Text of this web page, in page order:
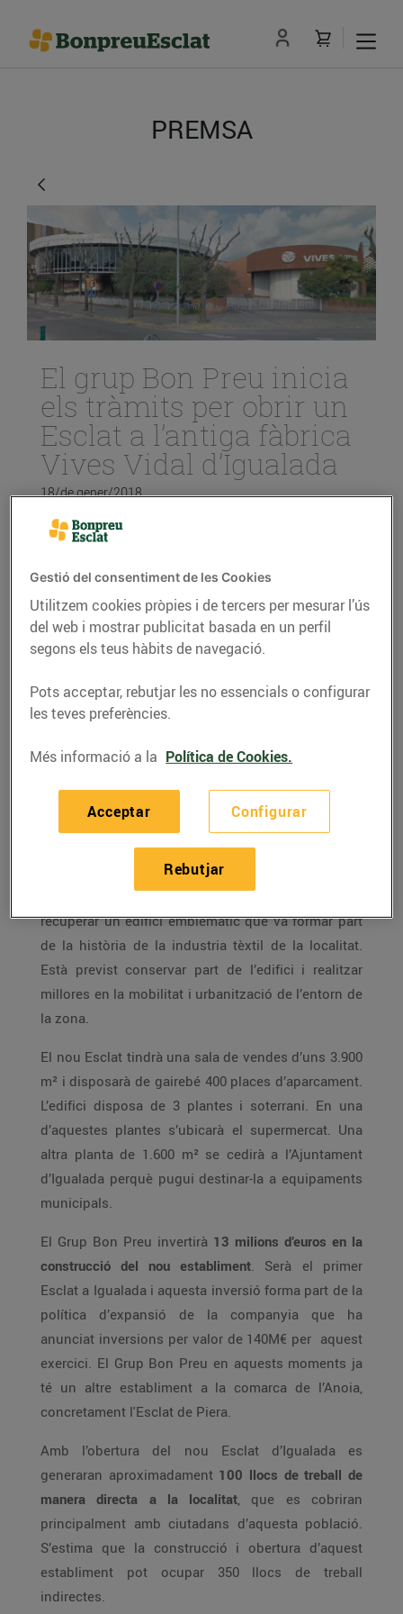
PREMSA
El grup Bon Preu inicia
els tràmits per obrir un
Esclat a l’antiga fàbrica
Vives Vidal d’Igualada
18/de gener/2018
La proposta presentada representa una
d’un edifici industrial emblemàtic i la
creació de més 100 llocs de treball
directes.
L’Ajuntament valora positivament la
social sobre la ciutat.
d’Igualada el projecte per obrir unnou Esclat ubicat
carrer de Lleida d’aquest municipi. En aquests
moments s’estan acabant de tancar els tràmits
Amb la construcció del nou Esclat es preveu
recuperar un edifici emblemàtic que va formar part
de la història de la industria tèxtil de la localitat.
Està previst conservar part de l’edifici i realitzar
millores en la mobilitat i urbanització de l’entorn de
la zona.
El nou Esclat tindrà una sala de vendes d’uns 3.900
m² i disposarà de gairebé 400 places d’aparcament.
L’edifici disposa de 3 plantes i soterrani. En una
d’aquestes plantes s’ubicarà el supermercat. Una
altra planta de 1.600 m² se cedirà a l’Ajuntament
d’Igualada perquè pugui destinar-la a equipaments
municipals.
El Grup Bon Preu invertirà 13 milions d’euros en la
construcció del nou establiment. Serà el primer
Esclat a Igualada i aquesta inversió forma part de la
política d’expansió de la companyia que ha
anunciat inversions per valor de 140M€ per aquest
exercici. El Grup Bon Preu en aquests moments ja
té un altre establiment a la comarca de l’Anoia,
concretament l'Esclat de Piera.
Amb l’obertura del nou Esclat d’Igualada es
generaran aproximadament 100 llocs de treball de
manera directa a la localitat, que es cobriran
principalment amb ciutadans d’aquesta població.
S’estima que la construcció i obertura d’aquest
establiment pot ocupar 350 llocs de treball
indirectes.
Gestió del consentiment de les Cookies
Utilitzem cookies pròpies i de tercers per mesurar l’ús
del web i mostrar publicitat basada en un perfil
segons els teus hàbits de navegació.
Pots acceptar, rebutjar les no essencials o configurar
les teves preferències.
Més informació a la Política de Cookies.
Configurar
Rebutjar
Acceptar